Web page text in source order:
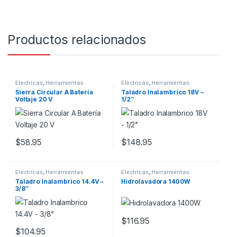
Productos relacionados
Electricas, Herramientas
Sierra Circular A Batería
Voltaje 20 V
$58.95
Electricas, Herramientas
Taladro Inalambrico 18V –
1/2″
$148.95
Electricas Herramientas
Taladro Inalambrico 14.4V –
3/8″
$104.95
Electricas Herramientas
Hidrolavadora 1400W
$116.95